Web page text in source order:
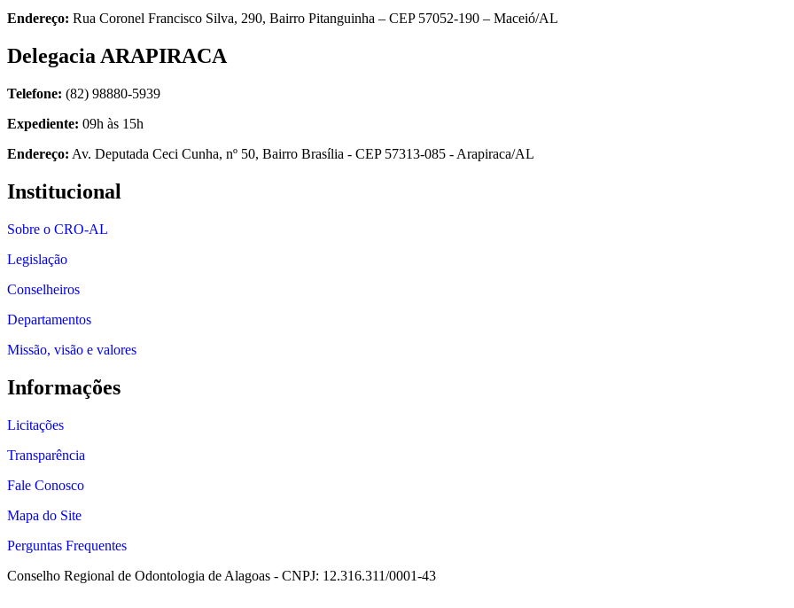
Endereço: Rua Coronel Francisco Silva, 290, Bairro Pitanguinha – CEP 57052-190 – Maceió/AL
Delegacia ARAPIRACA
Telefone: (82) 98880-5939
Expediente: 09h às 15h
Endereço: Av. Deputada Ceci Cunha, nº 50, Bairro Brasília - CEP 57313-085 - Arapiraca/AL
Institucional
Sobre o CRO-AL
Legislação
Conselheiros
Departamentos
Missão, visão e valores
Informações
Licitações
Transparência
Fale Conosco
Mapa do Site
Perguntas Frequentes
Conselho Regional de Odontologia de Alagoas - CNPJ: 12.316.311/0001-43